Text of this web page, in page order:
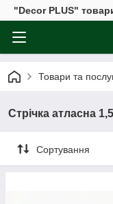
"Decor PLUS"
Товари та
Стрічка атласна
Сортування